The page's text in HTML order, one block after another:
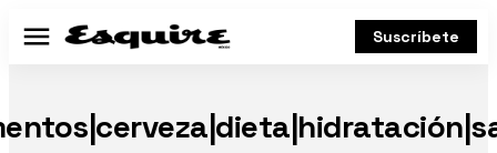
Menú Suscríbete